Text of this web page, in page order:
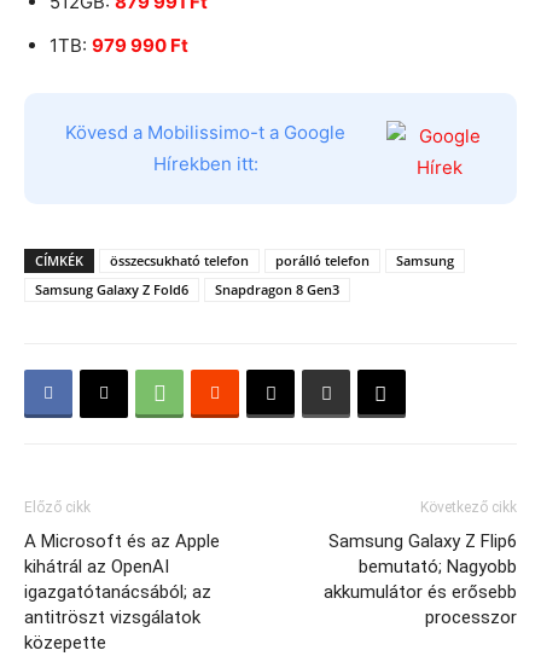
1TB: 979 990 Ft
Kövesd a Mobilissimo-t a Google
Hírekben itt:
CÍMKÉK összecsukható telefon porálló telefon
Samsung
Samsung Galaxy Z Fold6
Snapdragon 8 Gen3
Előző cikk
A Microsoft és az Apple
kihátrál az OpenAI
igazgatótanácsából; az
antitröszt vizsgálatok
közepette
Következő cikk
Samsung Galaxy Z Flip6
bemutató; Nagyobb
akkumulátor és erősebb
processzor